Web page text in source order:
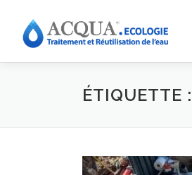
ÉTIQUETTE :